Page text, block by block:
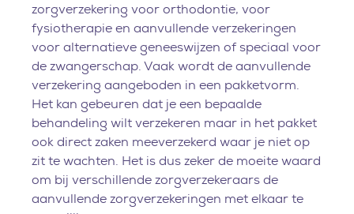
zorgverzekering voor orthodontie, voor
fysiotherapie en aanvullende verzekeringen
voor alternatieve geneeswijzen of speciaal voor
de zwangerschap. Vaak wordt de aanvullende
verzekering aangeboden in een pakketvorm.
Het kan gebeuren dat je een bepaalde
behandeling wilt verzekeren maar in het pakket
ook direct zaken meeverzekerd waar je niet op
zit te wachten. Het is dus zeker de moeite waard
om bij verschillende zorgverzekeraars de
aanvullende zorgverzekeringen met elkaar te